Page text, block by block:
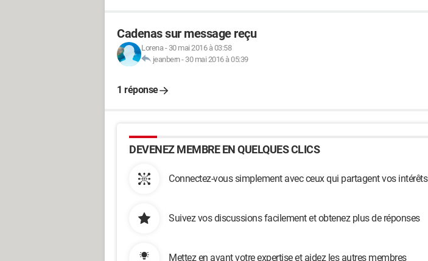
Cadenas sur message reçu
Lorena- 30 mai 2016 à 03:58
jeanbern- 30 mai 2016 à 05:39
1 réponse
DEVENEZ MEMBRE EN QUELQUES CLICS
Connectez-vous simplement avec ceux qui partagent vos intérêts
Suivez vos discussions facilement et obtenez plus de réponses
Mettez en avant votre expertise et aidez les autres membres